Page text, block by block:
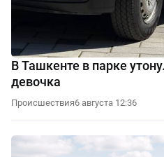
В Ташкенте в парке
девочка
Происшествия6 августа 12:36